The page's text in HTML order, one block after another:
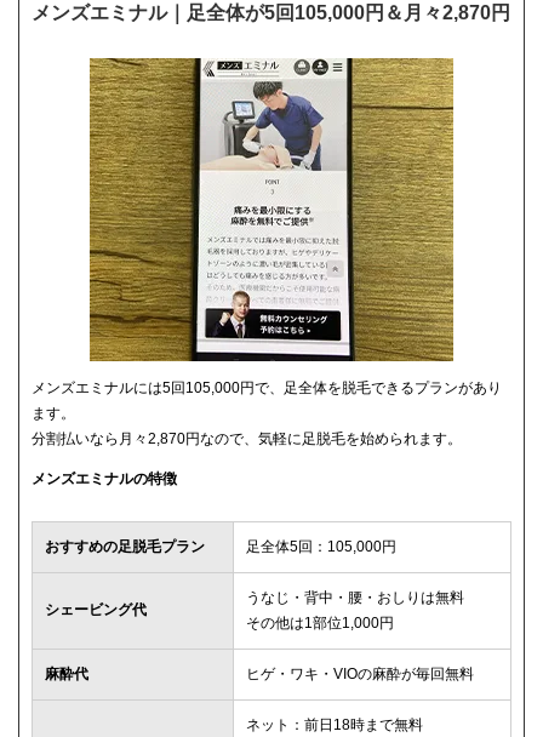
メンズエミナル｜足全体が5回105,000円＆月々2,870円
メンズエミナルには5回105,000円で、足全体を脱毛できるプランがあり
ます。
分割払いなら月々2,870円なので、気軽に足脱毛を始められます。
メンズエミナルの特徴
おすすめの足脱毛プラン 足全体5回：105,000円
シェービング代
うなじ・背中・腰・おしりは無料
その他は1部位1,000円
麻酔代 ヒゲ・ワキ・VIOの麻酔が毎回無料
ネット：前日18時まで無料